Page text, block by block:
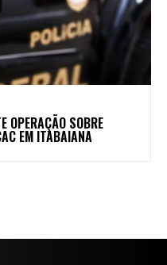
OPERAÇÃO SOBRE
EM ITABAIANA